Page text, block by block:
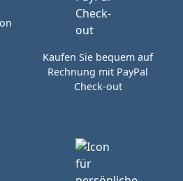
Kaufen Sie bequem auf
Rechnung mit PayPal
Check-out